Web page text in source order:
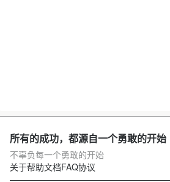
所有的成功，都源自一个勇敢的开始
不辜负每一个勇敢的开始
关于帮助文档FAQ协议